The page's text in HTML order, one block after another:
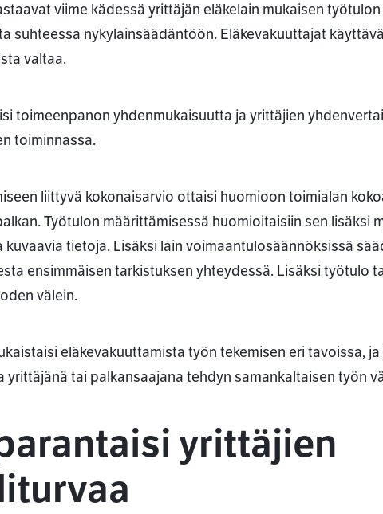
viime kädessä yrittäjän eläkelain mukaisen
suhteessa nykylainsäädäntöön. Eläkevakuuttajat
valtaa.
toimeenpanon yhdenmukaisuutta ja yrittäjien
toiminnassa.
liittyvä kokonaisarvio ottaisi huomioon toimialan
Työtulon määrittämisessä huomioitaisiin sen lisäksi
tietoja. Lisäksi lain voimaantulosäännöksissä
ensimmäisen tarkistuksen yhteydessä. Lisäksi työtulo
välein.
eläkevakuuttamista työn tekemisen eri tavoissa, ja
yrittäjänä tai palkansaajana tehdyn samankaltaisen työn
yrittäjien